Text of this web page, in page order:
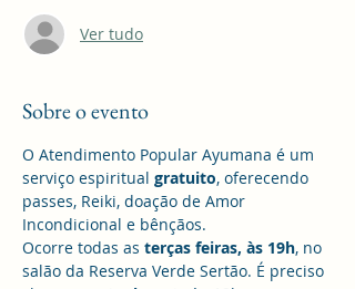
Ver tudo
Sobre o evento
O Atendimento Popular Ayumana é um
serviço espiritual gratuito, oferecendo
passes, Reiki, doação de Amor
Incondicional e bênçãos.
Ocorre todas as terças feiras, às 19h, no
salão da Reserva Verde Sertão. É preciso